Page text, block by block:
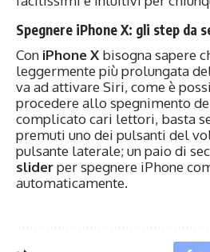
Spegnere iPhone X: gli step da
Con iPhone X bisogna sapere
leggermente più prolungata
va ad attivare Siri, come è
procedere allo spegnimento
complicato cari lettori, basta
premuti uno dei pulsanti del
pulsante laterale; un paio di
sliderper spegnere iPhone
automaticamente.